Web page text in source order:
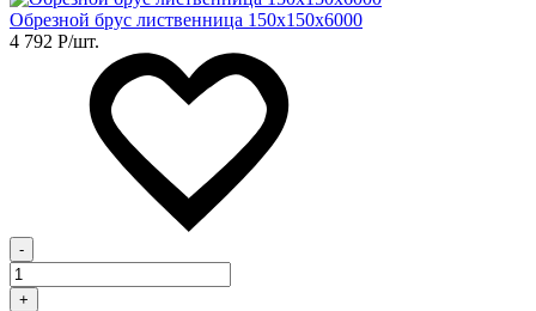
Обрезной брус лиственница 150х150х6000
4 792 Р/шт.
-
+